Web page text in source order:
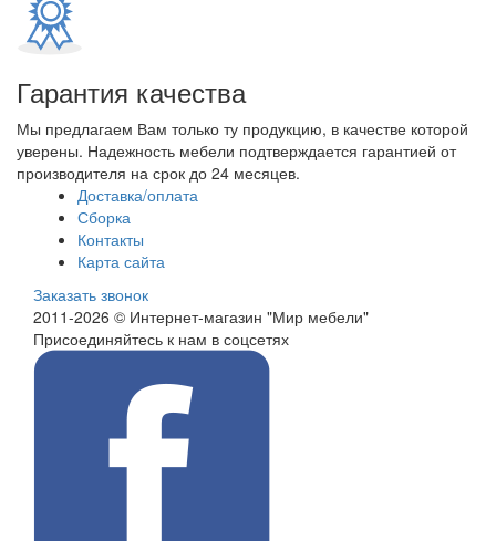
Гарантия качества
Мы предлагаем Вам только ту продукцию, в качестве которой
уверены. Надежность мебели подтверждается гарантией от
производителя на срок до 24 месяцев.
Доставка/оплата
Сборка
Контакты
Карта сайта
Заказать звонок
2011-2026 © Интернет-магазин "Мир мебели"
Присоединяйтесь к нам в соцсетях